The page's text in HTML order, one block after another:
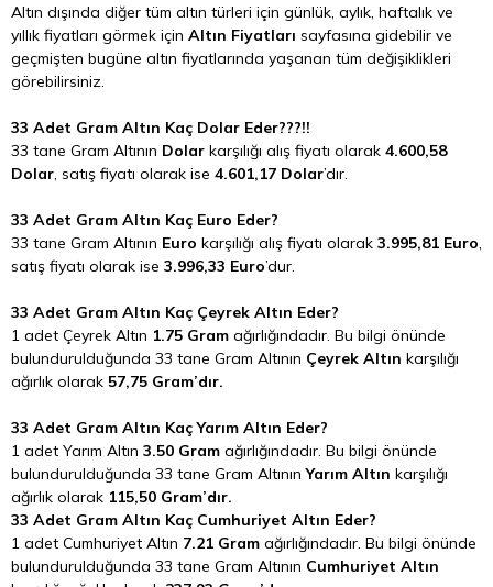
Altın dışında diğer tüm altın türleri için günlük, aylık, haftalık ve
yıllık fiyatları görmek için Altın Fiyatları sayfasına gidebilir ve
geçmişten bugüne altın fiyatlarında yaşanan tüm değişiklikleri
görebilirsiniz.
33 Adet Gram Altın Kaç Dolar Eder???!!
33 tane Gram Altının Dolar karşılığı alış fiyatı olarak 4.600,58
Dolar, satış fiyatı olarak ise 4.601,17 Dolar’dır.
33 Adet Gram Altın Kaç Euro Eder?
33 tane Gram Altının Euro karşılığı alış fiyatı olarak 3.995,81 Euro,
satış fiyatı olarak ise 3.996,33 Euro’dur.
33 Adet Gram Altın Kaç Çeyrek Altın Eder?
1 adet Çeyrek Altın 1.75 Gram ağırlığındadır. Bu bilgi önünde
bulundurulduğunda 33 tane Gram Altının Çeyrek Altın karşılığı
ağırlık olarak 57,75 Gram’dır.
33 Adet Gram Altın Kaç Yarım Altın Eder?
1 adet Yarım Altın 3.50 Gram ağırlığındadır. Bu bilgi önünde
bulundurulduğunda 33 tane Gram AltınınYarım Altın karşılığı
ağırlık olarak 115,50 Gram’dır.
33 Adet Gram Altın Kaç Cumhuriyet Altın Eder?
1 adet Cumhuriyet Altın 7.21 Gram ağırlığındadır. Bu bilgi önünde
bulundurulduğunda 33 tane Gram Altının Cumhuriyet Altın